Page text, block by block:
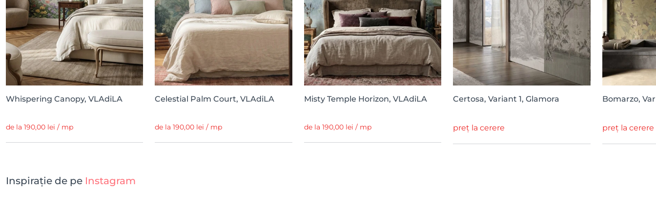
Whispering Canopy, VLAdiLA
de la 190,00 lei / mp
Celestial Palm Court, VLAdiLA
de la 190,00 lei / mp
Misty Temple Horizon, VLAdiLA
de la 190,00 lei / mp
Certosa, Variant 1, Glamora
preț la cerere
Bomarzo,
preț la cerere
Inspirație de pe Instagram